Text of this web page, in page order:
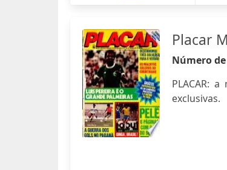
Placar
Número
PLACAR:
exclusivas.